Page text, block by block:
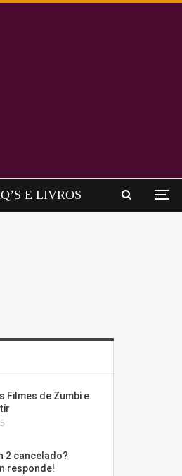
E LIVROS
Filmes de Zumbi e
2 cancelado?
responde!